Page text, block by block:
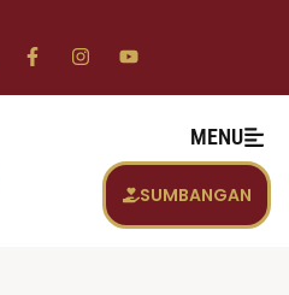
MENU
SUMBANGAN